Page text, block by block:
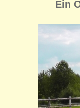
Ein